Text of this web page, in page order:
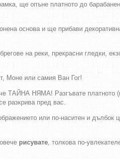
ще опъне платното до
основа и ще прибави
на реки, прекрасни гледки,
Моне или самия Ван Гог!
че ТАЙНА НЯМА! Разгъвате платното (
разкрива пред вас.
или по-наситен и дълбок
рисувате, толкова по-